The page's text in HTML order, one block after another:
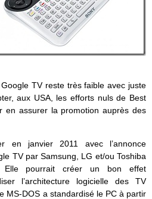
TV reste très faible avec juste
aux USA, les efforts nuls de Best
en assurer la promotion auprès des
en janvier 2011 avec l’annonce
TV par Samsung, LG et/ou Toshiba
pourrait créer un bon effet
l’architecture logicielle des TV
MS-DOS a standardisé le PC à partir